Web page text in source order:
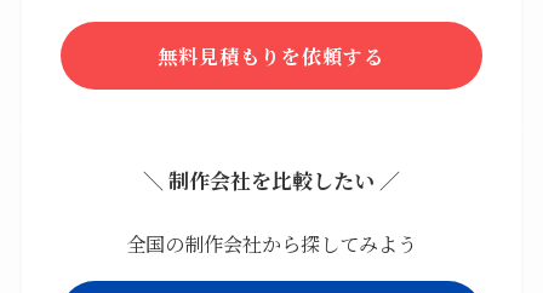
無料見積もりを依頼する
＼ 制作会社を比較したい ／
全国の制作会社から探してみよう